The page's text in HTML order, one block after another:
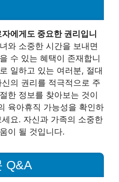
에게도 중요한 권리입니
와 소중한 시간을 보내면
수 있는 혜택이 존재합니
일하고 있는 여러분, 절대
의 권리를 적극적으로 주
한 정보를 찾아보는 것이
육아휴직 가능성을 확인하
요. 자신과 가족의 소중한
이 될 것입니다.
Q&A